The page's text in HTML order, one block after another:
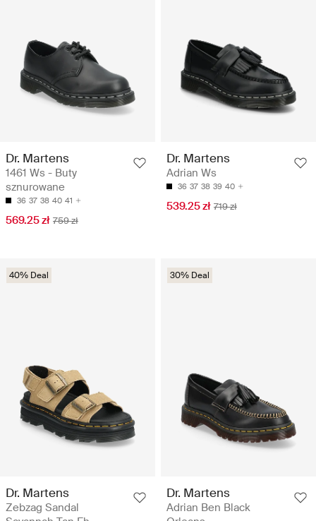
Dr. Martens
1461 Ws - Buty
sznurowane
36 37 38 40 41
569.25 zł 759 zł
Dr. Martens
Adrian Ws
36 37 38 39 40
539.25 zł 719 zł
40% Deal
Dr. Martens
Zebzag Sandal
30% Deal
Dr. Martens
Adrian Ben Black